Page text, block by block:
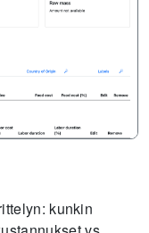
kunkin